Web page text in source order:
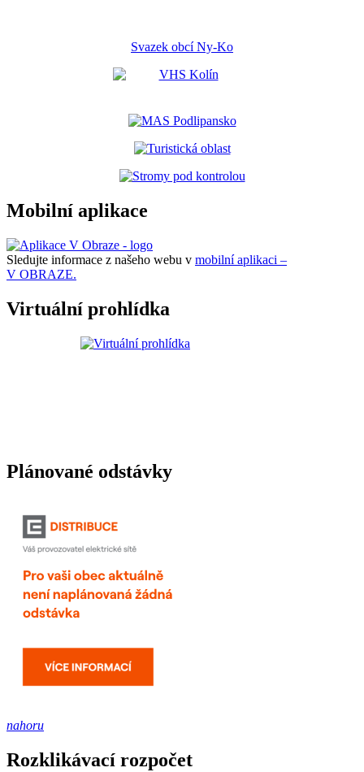
Svazek obcí Ny-Ko
Mobilní aplikace
Sledujte informace z našeho webu v mobilní aplikaci –
V OBRAZE.
Virtuální prohlídka
Plánované odstávky
nahoru
Rozklikávací rozpočet